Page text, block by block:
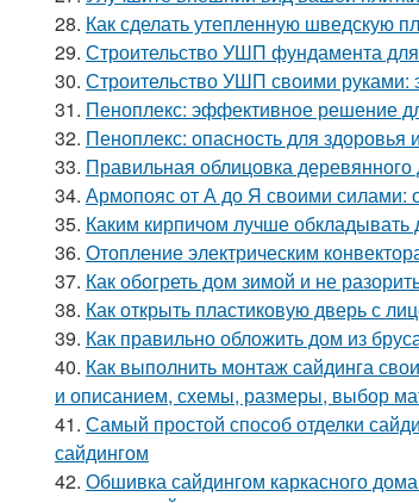
28. Как сделать утепленную шведскую
29. Строительство УШП фундамента
30. Строительство УШП своими руками:
31. Пеноплекс: эффективное решение
32. Пеноплекс: опасность для здоровья
33. Правильная облицовка
34. Армопояс от А до Я своими силами:
35. Каким кирпичом лучше
36. Отопление электрическим
37. Как обогреть дом зимой и не
38. Как открыть пластиковую дверь с
39. Как правильно обложить дом из
40. Как выполнить монтаж сайдинга
и описанием, схемы, размеры, выбор
41. Самый простой способ отделки
сайдингом
42. Обшивка сайдингом каркасного